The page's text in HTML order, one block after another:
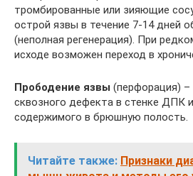
тромбированные или зияющие
острой язвы в течение 7-14 дней
(неполная регенерация). При
исходе возможен переход в
Прободение язвы (перфорация) –
сквозного дефекта в стенке ДПК
содержимого в брюшную полость.
Читайте также: Признаки